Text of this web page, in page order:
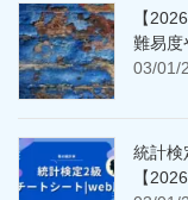
【
難易度
03/01/
統計検
【